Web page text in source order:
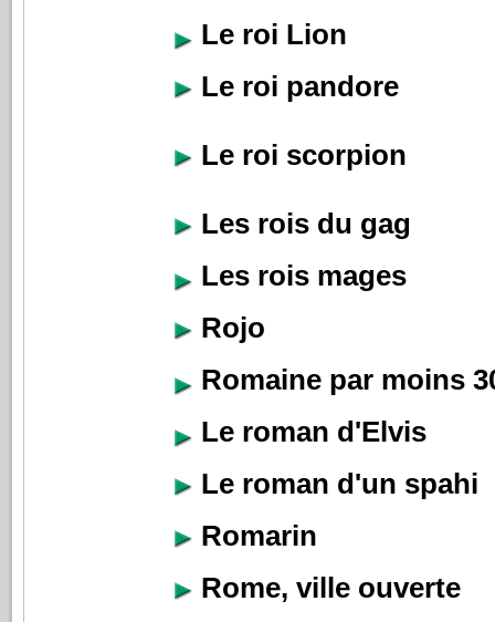
Le roi Lion
Le roi pandore
Le roi scorpion
Les rois du gag
Les rois mages
Rojo
Romaine par moins
Le roman d'Elvis
Le roman d'un spahi
Romarin
Rome, ville ouverte